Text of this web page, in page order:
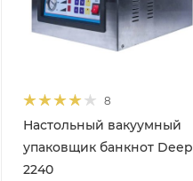
8
Настольный вакуумный
упаковщик банкнот Deep
2240